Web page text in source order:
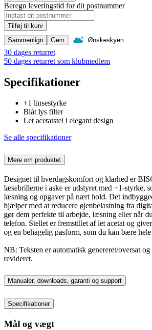
Beregn leveringstid for dit postnummer
Tilføj til kurv
Sammenlign
Gem Ønskeskyen
30 dages returret
50 dages returret som klubmedlem
Specifikationer
+1 linsestyrke
Blåt lys filter
Let acetatstel i elegant design
Se alle specifikationer
Mere om produktet
Designet til hverdagskomfort og klarhed er
læsebrillerne i aske er udstyret med +1-styrke,
læsning og opgaver på nært hold. Det
hjælper med at reducere øjenbelastning fra
gør dem perfekte til arbejde, læsning eller når
telefon. Stellet er fremstillet af let acetat og
og en behagelig pasform, som du kan bære
NB: Teksten er automatisk genereret/oversat
revideret.
Manualer, downloads, garanti og support
Specifikationer
Mål og vægt